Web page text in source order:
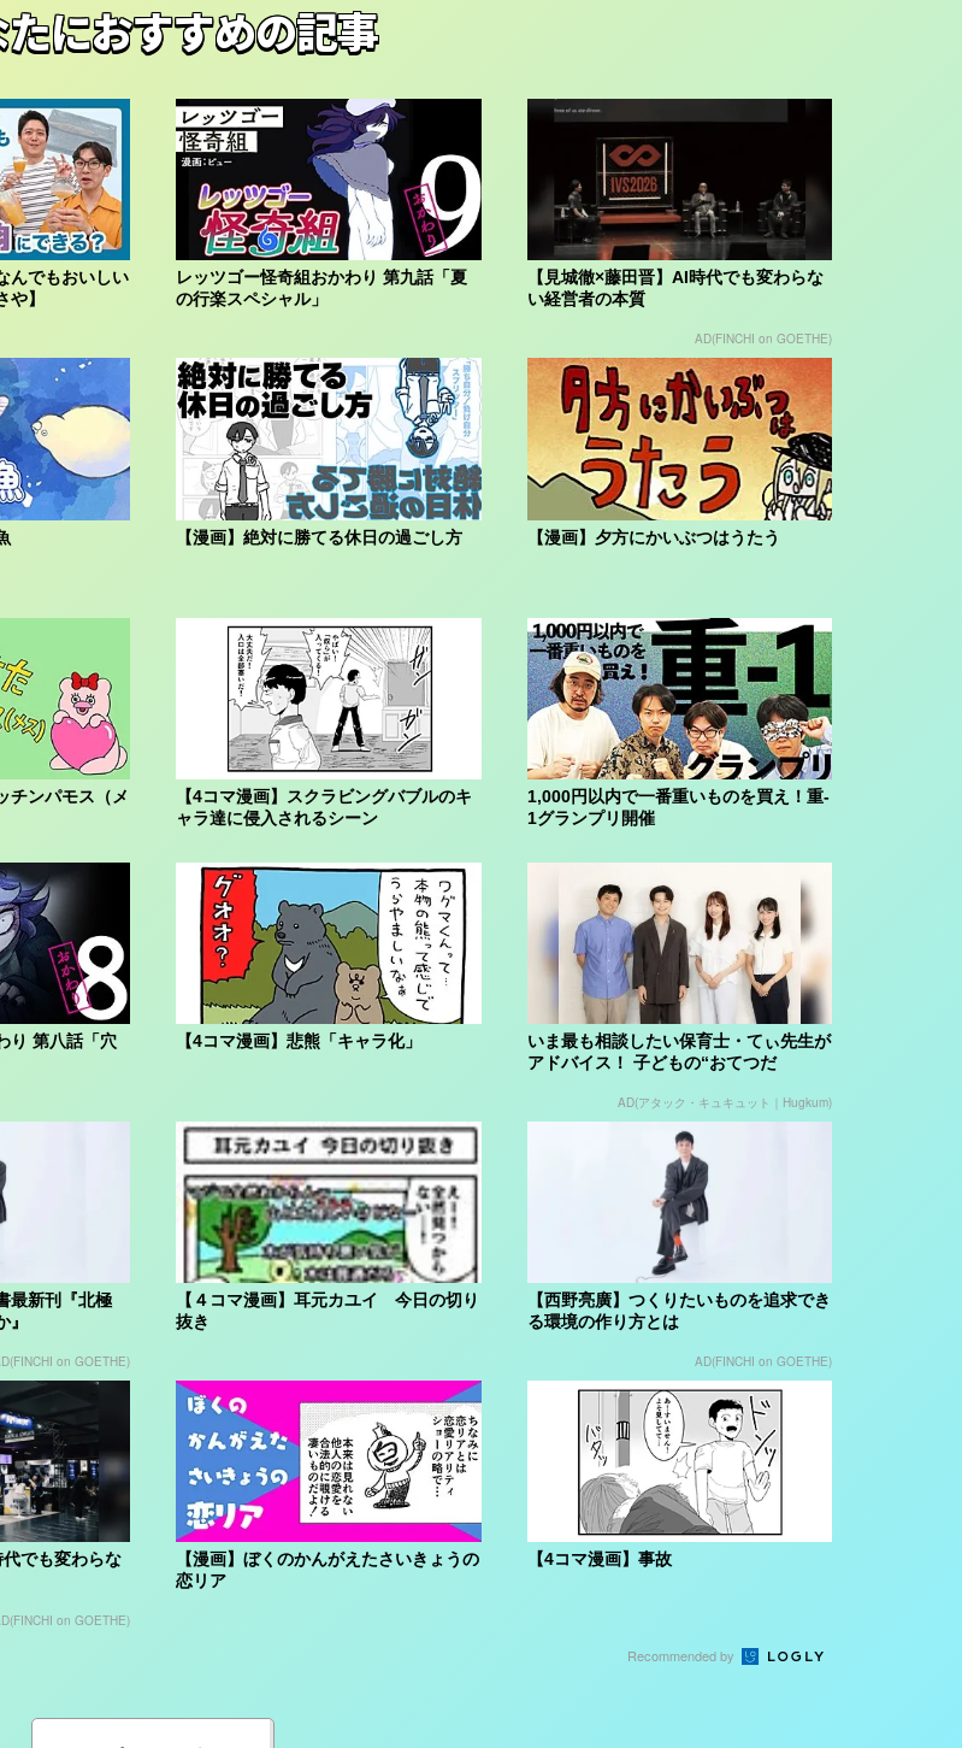
におすすめの記事
んでもおいしい
】
レッツゴー怪奇組おかわり 第九話「夏
の行楽スペシャル」
【見城徹×藤田晋】AI時代でも変わらな
い経営者の本質
AD(FINCHI on GOETHE)
【漫画】絶対に勝てる休日の過ごし方 【漫画】夕方にかいぶつはうたう
チンパモス（メ
【4コマ漫画】スクラビングバブルのキ
ャラ達に侵入されるシーン
1,000円以内で一番重いものを買え！重-
1グランプリ開催
り 第八話「穴
【4コマ漫画】悲熊「キャラ化」
いま最も相談したい保育士・てぃ先生が
アドバイス！ 子どもの“おてつだ
AD(アタック・キュキュット｜Hugkum)
最新刊『北極
on GOETHE)
【４コマ漫画】耳元カユイ 今日の切り
抜き
【西野亮廣】つくりたいものを追求でき
る環境の作り方とは
AD(FINCHI on GOETHE)
代でも変わらな
on GOETHE)
【漫画】ぼくのかんがえたさいきょうの
恋リア
【4コマ漫画】事故
Recommended by